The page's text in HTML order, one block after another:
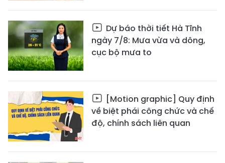
Dự báo thời tiết Hà Tĩnh
ngày 7/8: Mưa vừa và dông,
cục bộ mưa to
[Motion graphic] Quy định
về biệt phái công chức và chế
độ, chính sách liên quan